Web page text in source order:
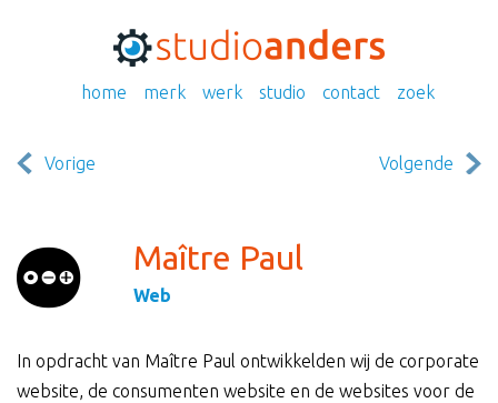
home merk werk studio contact zoek
Vorige Volgende
Maître Paul
Web
In opdracht van Maître Paul ontwikkelden wij de corporate
website, de consumenten website en de websites voor de